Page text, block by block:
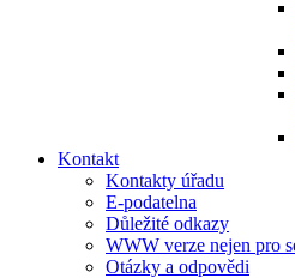
Kontakt
Kontakty úřadu
E-podatelna
Důležité odkazy
WWW verze nejen pro
Otázky a odpovědi